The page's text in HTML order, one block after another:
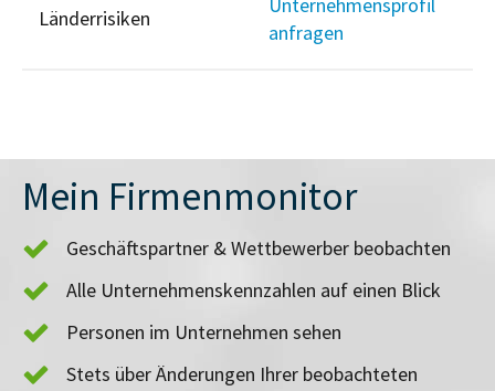
Länderrisiken
anfragen
Mein Firmenmonitor
Geschäftspartner & Wettbewerber beobachten
Alle Unternehmenskennzahlen auf einen Blick
Personen im Unternehmen sehen
Stets über Änderungen Ihrer beobachteten